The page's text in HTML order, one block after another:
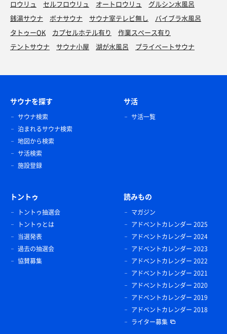
ロウリュ セルフロウリュ オートロウリュ
グルシン水風呂
銭湯サウナ
ボナサウナ サウナ室テレビ無し
バイブラ水風呂
タトゥーOK
カプセルホテル有り
作業スペース有り
テントサウナ
サウナ小屋 湖が水風呂 プライベートサウナ
サウナを探す
サウナ検索
泊まれるサウナ検索
地図から検索
サ活検索
施設登録
サ活
サ活一覧
トントゥ
トントゥ抽選会
トントゥとは
当選発表
過去の抽選会
協賛募集
読みもの
マガジン
アドベントカレンダー 2025
アドベントカレンダー 2024
アドベントカレンダー 2023
アドベントカレンダー 2022
アドベントカレンダー 2021
アドベントカレンダー 2020
アドベントカレンダー 2019
アドベントカレンダー 2018
ライター募集